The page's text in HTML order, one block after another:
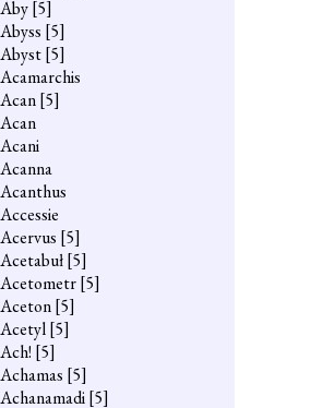
Aby[5]
Abyss [5]
Abyst[5]
Acamarchis
Acan[5]
Acan
Acani
Acanna
Acanthus
Accessie
Acervus [5]
Acetabuł[5]
Acetometr[5]
Aceton[5]
Acetyl[5]
Ach! [5]
Achamas [5]
Achanamadi[5]